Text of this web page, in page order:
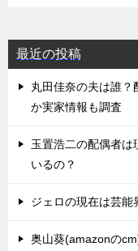
最近の投稿
丸田佳奈の夫は誰
か実家情報も調査
玉置浩二の配偶者は
いるの？
ジェロの現在は芸能
奥山葵(amazonの